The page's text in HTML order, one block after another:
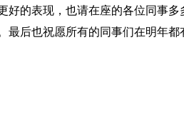
好的表现，也请在座的各位同事
后也祝愿所有的同事们在明年都